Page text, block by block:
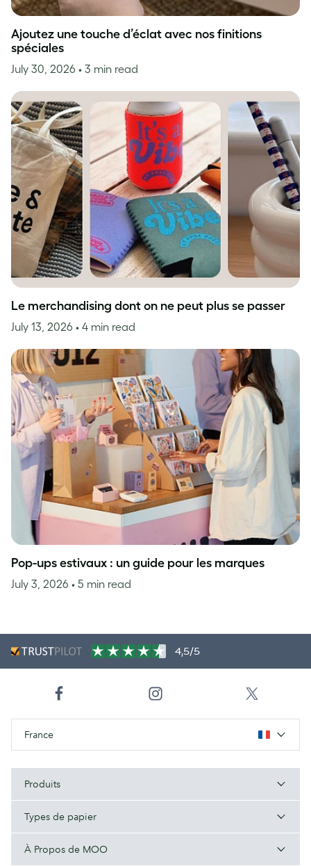
Ajoutez une touche d’éclat avec nos finitions
spéciales
July 30, 2026 • 3 min read
Le merchandising dont on ne peut plus se passer
July 13, 2026 • 4 min read
Pop-ups estivaux : un guide pour les marques
July 3, 2026 • 5 min read
4,5/5
France
Produits
Types de papier
À Propos de MOO